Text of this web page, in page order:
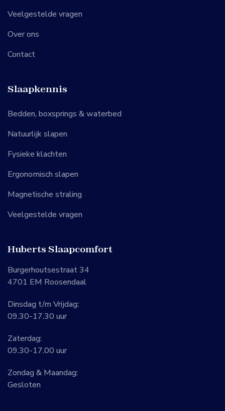
Veelgestelde vragen
Over ons
Contact
Slaapkennis
Bedden, boxsprings & waterbed
Natuurlijk slapen
Fysieke klachten
Ergonomisch slapen
Magnetische straling
Veelgestelde vragen
Huberts Slaapcomfort
Burgerhoutsestraat 34
4701 EM Roosendaal
Dinsdag t/m Vrijdag:
09.30-17.30 uur
Zaterdag:
09.30-17.00 uur
Zondag & Maandag:
Gesloten